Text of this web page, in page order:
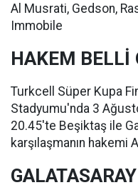
Al Musrati, Gedson,
Immobile
HAKEM BELLİ
Turkcell Süper Kupa
Stadyumu'nda 3
20.45'te Beşiktaş ile
karşılaşmanın hakemi